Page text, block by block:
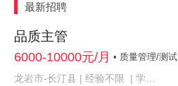
最新招聘
品质主管
6000-10000元/月 • 质量管理/测试